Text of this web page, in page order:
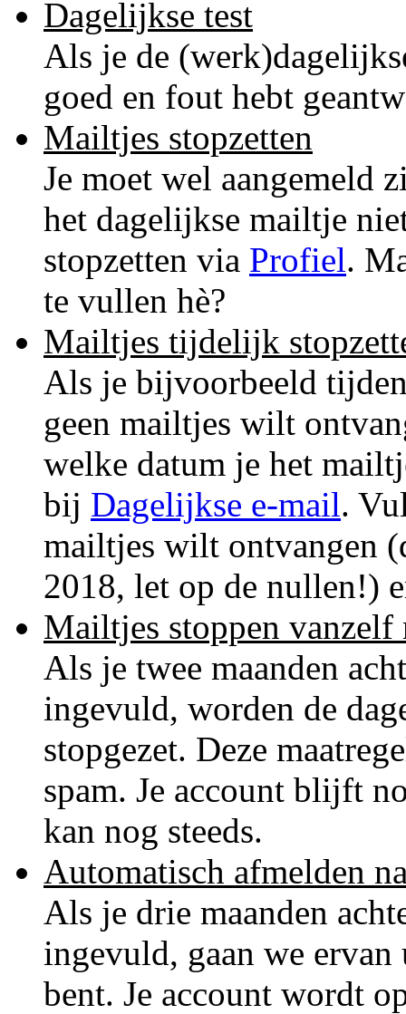
Dagelijkse test
Als je de
goed en fout hebt
Mailtjes stopzetten
Je moet wel aangemeld
het dagelijkse mailtje
stopzetten via Profiel.
te vullen hè?
Mailtjes tijdelijk
Als je bijvoorbeeld
geen mailtjes wilt
welke datum je het
bij Dagelijkse e-mail.
mailtjes wilt ontvangen
2018, let op de nullen!)
Mailtjes stoppen vanzelf
Als je twee maanden
ingevuld, worden de
stopgezet. Deze
spam. Je account blijft
kan nog steeds.
Automatisch afmelden
Als je drie maanden
ingevuld, gaan we ervan
bent. Je account wordt